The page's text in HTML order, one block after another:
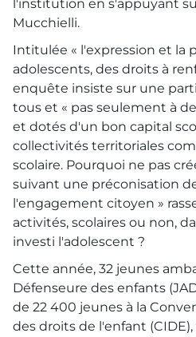
l'institution en s'appuyant
Mucchielli.
Intitulée « l'expression et la
adolescents, des droits à
enquête insiste sur une
tous et « pas seulement à
et dotés d'un bon capital
collectivités territoriales
scolaire. Pourquoi ne pas
suivant une préconisation
l'engagement citoyen »
activités, scolaires ou non,
investi l'adolescent ?
Cette année, 32 jeunes
Défenseure des enfants (
de 22 400 jeunes à la
des droits de l'enfant (CIDE